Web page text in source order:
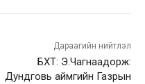
Дараагийн нийтлэл
БХТ: Э.Чагнаадорж:
Дундговь аймгийн Газрын